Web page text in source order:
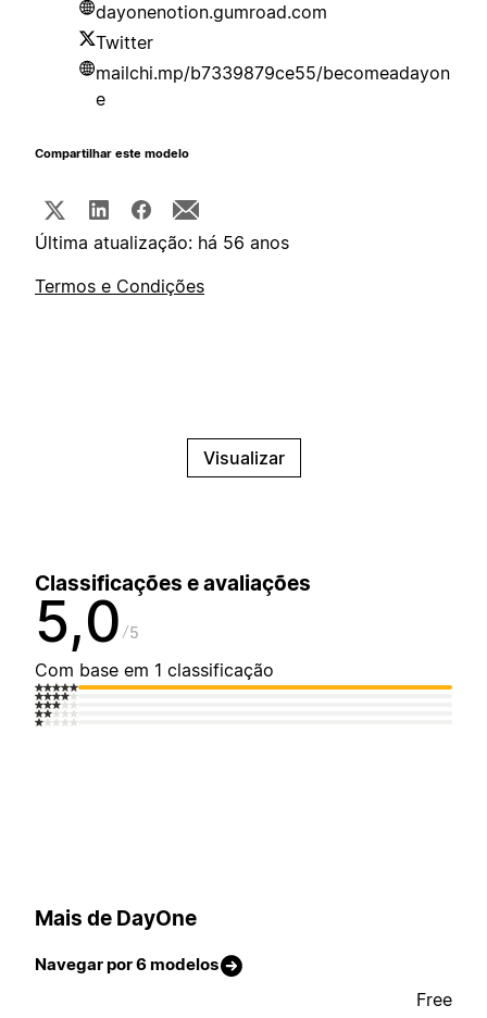
dayonenotion.gumroad.com
Twitter
mailchi.mp/b7339879ce55/becomeadayon
e
Compartilhar este modelo
Última atualização: há 56 anos
Termos e Condições
Visualizar
Classificações e avaliações
5,0 5
Com base em 1 classificação
Mais de DayOne
Navegar por 6 modelos
Free